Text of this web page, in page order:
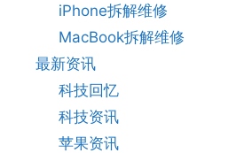
iPhone拆解维修
MacBook拆解维修
最新资讯
科技回忆
科技资讯
苹果资讯